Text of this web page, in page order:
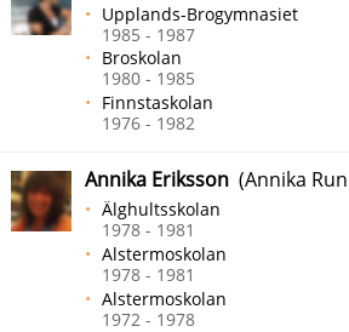
Upplands-Brogymnasiet
1985 - 1987
Broskolan
1980 - 1985
Finnstaskolan
1976 - 1982
Annika Eriksson (Annika
Älghultsskolan
1978 - 1981
Alstermoskolan
1978 - 1981
Alstermoskolan
1972 - 1978